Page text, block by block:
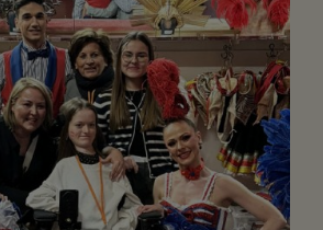
FAIRE UN DON
ASSURANCE VIE/LEGS
ESPACE PRESSE